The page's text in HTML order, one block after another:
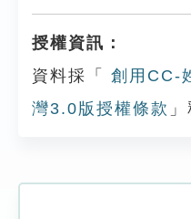
授權資訊：
資料採「
創用CC-
灣3.0版授權條款